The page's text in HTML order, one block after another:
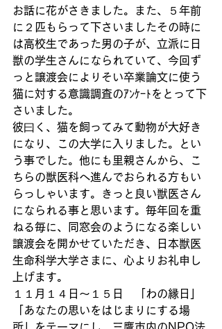
お話に花がさきました。また、５年前
に２匹もらって下さいましたその時に
は高校生であった男の子が、立派に日
獣の学生さんになられていて、今回ず
っと譲渡会によりそい卒業論文に使う
猫に対する意識調査のｱﾝｹｰﾄをとって下
さいました。
彼曰く、猫を飼ってみて動物が大好き
になり、この大学に入りました。とい
う事でした。他にも里親さんから、こ
ちらの獣医科へ進んでおられる方もい
らっしゃいます。きっと良い獣医さん
になられる事と思います。毎年回を重
ねる毎に、同窓会のようになる楽しい
譲渡会を開かせていただき、日本獣医
生命科学大学さまに、心よりお礼申し
上げます。
１１月１４日～１５日　「わの縁日」
「あなたの思いをはじまりにする場